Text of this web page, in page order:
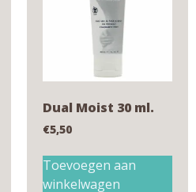
Dual Moist 30 ml.
€5,50
Toevoegen aan
winkelwagen